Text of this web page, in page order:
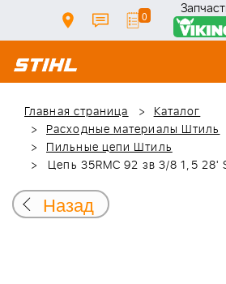
0
Главная страница
Каталог
Расходные материалы Штиль
Пильные цепи Штиль
Цепь 35RMС 92 зв 3/8 1,5 28'
Назад